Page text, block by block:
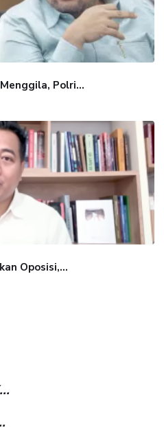
Polri...
Oposisi,...